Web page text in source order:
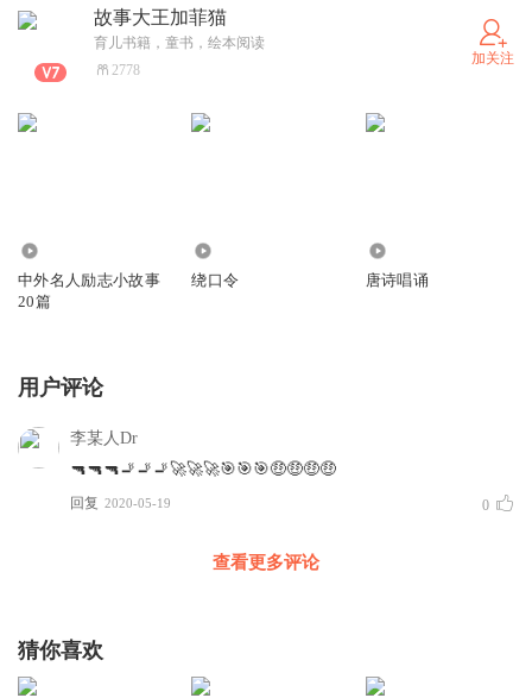
故事大王加菲猫
育儿书籍，童书，绘本阅读
2778
加关注
中外名人励志小故事
20篇
绕口令 唐诗唱诵
用户评论
李某人Dr
🔫🔫🔫🚬🚬🚬🚀🚀🚀🎯🎯🎯🤑🤑🤑🤑
回复 2020-05-19 0
查看更多评论
猜你喜欢